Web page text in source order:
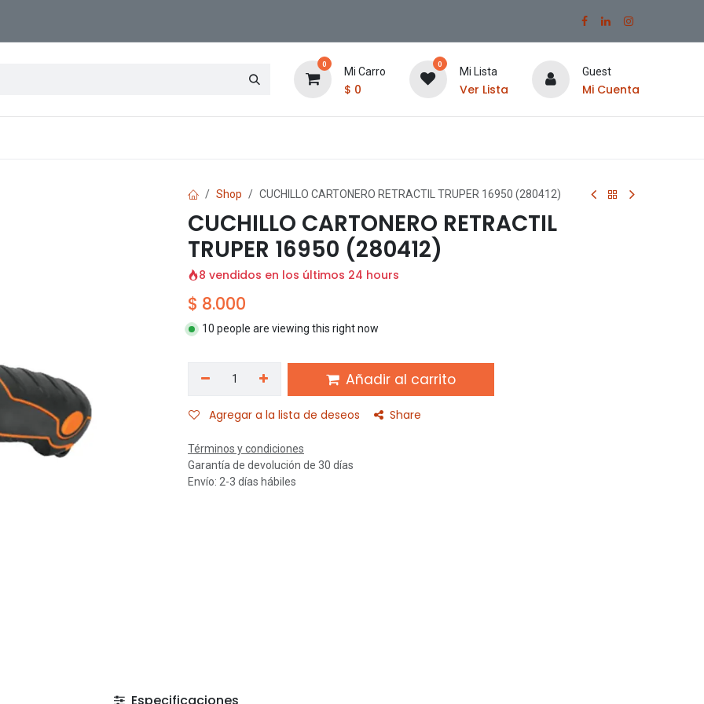
0
Mi Carro
$ 0
0
Mi Lista
Ver Lista
Guest
Mi Cuenta
Shop CUCHILLO CARTONERO RETRACTIL TRUPER 16950 (280412)
CUCHILLO CARTONERO RETRACTIL
TRUPER 16950 (280412)
8 vendidos en los últimos 24 hours
$ 8.000
10 people are viewing this right now
Añadir al carrito
Agregar a la lista de deseos Share
Términos y condiciones
Garantía de devolución de 30 días
Envío: 2-3 días hábiles
Especificaciones